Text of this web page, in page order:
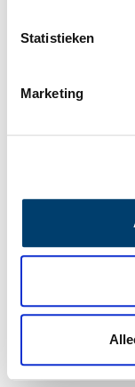
Statistieken
Marketing